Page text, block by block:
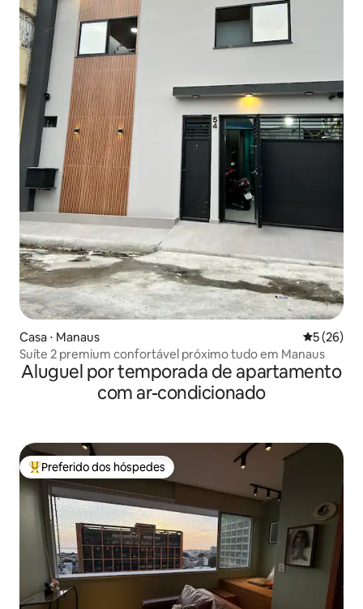
Casa ⋅ Manaus 5 de uma
5 (26)
Suíte 2 premium confortável próximo tudo em Manaus
Aluguel por temporada de apartamento
com ar-condicionado
Entre os melhores preferidos dos hóspedes
Preferido dos hóspedes